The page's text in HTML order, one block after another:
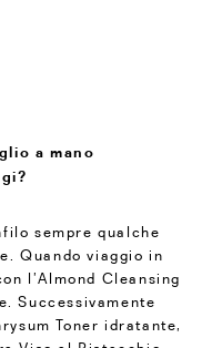
a mano
sempre qualche
Quando viaggio in
l’Almond Cleansing
Successivamente
Toner idratante,